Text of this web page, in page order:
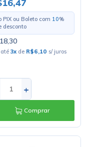
PIX ou Boleto com 10%
desconto
até3x de R$6,10 s/ juros
+
Comprar